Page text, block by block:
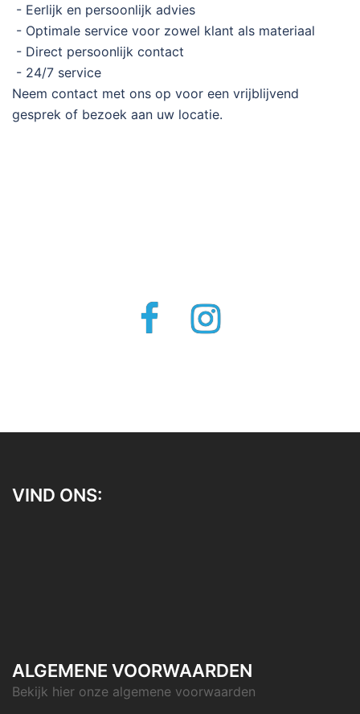
- Eerlijk en persoonlijk advies
- Optimale service voor zowel klant als materiaal
- Direct persoonlijk contact
- 24/7 service
Neem contact met ons op voor een vrijblijvend
gesprek of bezoek aan uw locatie.
Facebook
VIND ONS:
ALGEMENE VOORWAARDEN
Bekijk hier onze algemene voorwaarden